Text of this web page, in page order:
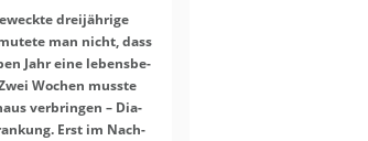
drei­jäh­ri­ge
man nicht, dass
Jahr eine le­bens­be­
Wo­chen muss­te
ver­brin­gen – Dia­
Erst im Nach­